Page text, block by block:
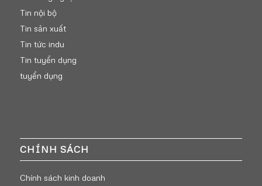
Tin nội bộ
Tin sản xuất
Tin tức indu
Tin tuyển dụng
tuyển dụng
CHÍNH SÁCH
Chính sách kinh doanh